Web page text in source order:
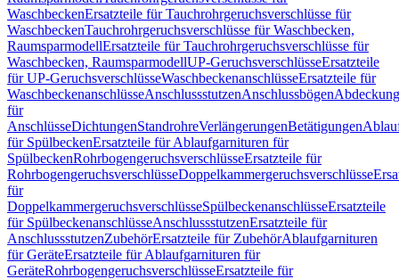
WaschbeckenErsatzteile für Tauchrohrgeruchsverschlüsse für
WaschbeckenTauchrohrgeruchsverschlüsse für Waschbecken,
RaumsparmodellErsatzteile für Tauchrohrgeruchsverschlüsse für
Waschbecken, RaumsparmodellUP-GeruchsverschlüsseErsatzteile
für UP-GeruchsverschlüsseWaschbeckenanschlüsseErsatzteile für
WaschbeckenanschlüsseAnschlussstutzenAnschlussbögen
für
AnschlüsseDichtungenStandrohreVerlängerungenBetätigungen
für SpülbeckenErsatzteile für Ablaufgarnituren für
SpülbeckenRohrbogengeruchsverschlüsseErsatzteile für
RohrbogengeruchsverschlüsseDoppelkammergeruchsverschlüsse
für
DoppelkammergeruchsverschlüsseSpülbeckenanschlüsseErsatzteile
für SpülbeckenanschlüsseAnschlussstutzenErsatzteile für
AnschlussstutzenZubehörErsatzteile für ZubehörAblaufgarnituren
für GeräteErsatzteile für Ablaufgarnituren für
GeräteRohrbogengeruchsverschlüsseErsatzteile für